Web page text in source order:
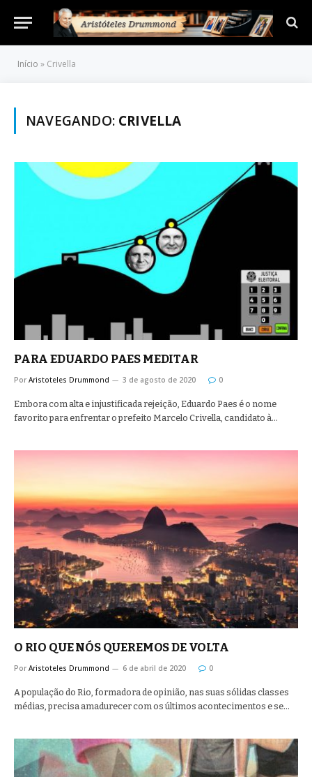
Início » Crivella
NAVEGANDO: CRIVELLA
PARA EDUARDO PAES MEDITAR
Por Aristoteles Drummond 3 de agosto de 2020 0
Embora com alta e injustificada rejeição, Eduardo Paes é o nome
favorito para enfrentar o prefeito Marcelo Crivella, candidato à…
O RIO QUE NÓS QUEREMOS DE VOLTA
Por Aristoteles Drummond 6 de abril de 2020 0
A população do Rio, formadora de opinião, nas suas sólidas classes
médias, precisa amadurecer com os últimos acontecimentos e se…